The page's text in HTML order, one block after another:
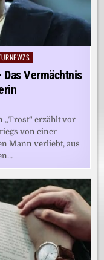
Vermächtnis
„Trost“ erzählt vor
von einer
Mann verliebt, aus